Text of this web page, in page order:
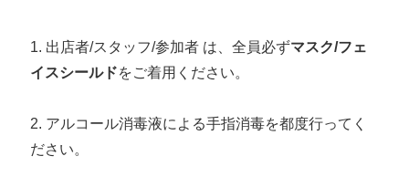
1. 出店者/スタッフ/参加者 は、全員必ずマスク/フェ
イスシールドをご着用ください。
2. アルコール消毒液による手指消毒を都度行ってく
ださい。